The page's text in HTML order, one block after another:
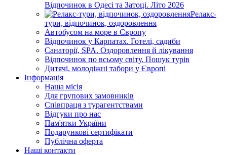
Відпочинок в Одесі та Затоці. Літо 2026
Релакс-
тури, відпочинок, оздоровлення
Автобусом на море в Європу
Відпочинок у Карпатах. Готелі, садиби
Санаторії, SPA. Оздоровлення й лікування
Відпочинок по всьому світу. Пошук турів
Дитячі, молодіжні табори у Європі
Інформація
Наша місія
Для групових замовників
Співпраця з турагентствами
Відгуки про нас
Пам'ятки України
Подарункові сертифікати
Публічна оферта
Наші контакти